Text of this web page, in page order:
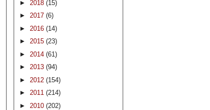
► 2018 (15)
► 2017 (6)
► 2016 (14)
► 2015 (23)
► 2014 (61)
► 2013 (94)
► 2012 (154)
► 2011 (214)
► 2010 (202)